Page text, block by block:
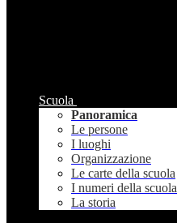
Scuola
Panoramica
Le persone
I luoghi
Organizzazione
Le carte della scuola
I numeri della scuola
La storia